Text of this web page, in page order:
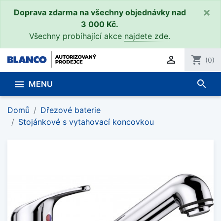
Doprava zdarma na všechny objednávky nad
3 000 Kč.
Všechny probíhající akce najdete zde.
×
 shopping_cart (0)
 MENU search
Domů
Dřezové baterie
Stojánkové s vytahovací koncovkou